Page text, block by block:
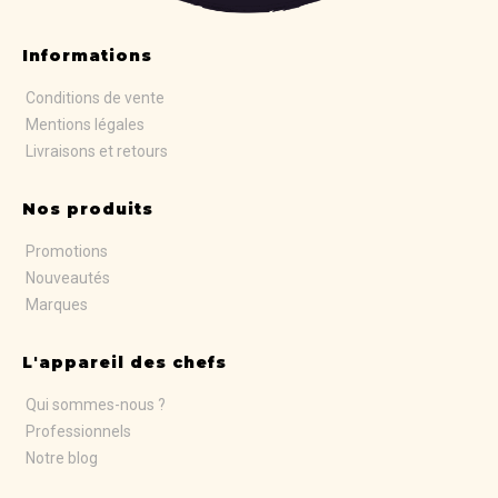
Informations
Conditions de vente
Mentions légales
Livraisons et retours
Nos produits
Promotions
Nouveautés
Marques
L'appareil des chefs
Qui sommes-nous ?
Professionnels
Notre blog